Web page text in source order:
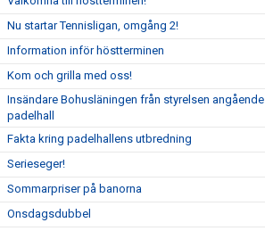
Nu startar Tennisligan, omgång 2!
Information inför höstterminen
Kom och grilla med oss!
Insändare Bohusläningen från styrelsen angående
padelhall
Fakta kring padelhallens utbredning
Serieseger!
Sommarpriser på banorna
Onsdagsdubbel